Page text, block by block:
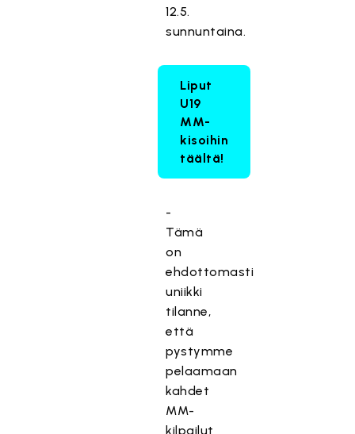
12.5.
sunnuntaina.
Liput
U19
MM-
kisoihin
täältä!
-
Tämä
on
ehdottomasti
uniikki
tilanne,
että
pystymme
pelaamaan
kahdet
MM-
kilpailut